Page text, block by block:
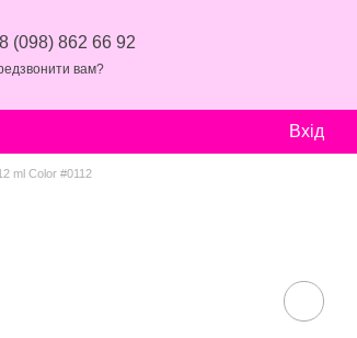
(098) 862 66 92
вам?
Вхід
ml Color #0112